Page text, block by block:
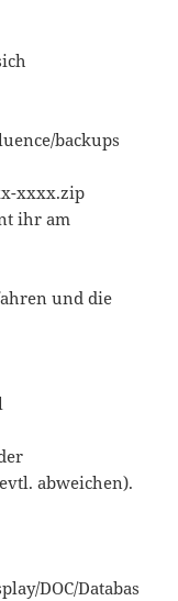
backups
xxxx.zip
ihr am
und die
abweichen).
DOC/Databas